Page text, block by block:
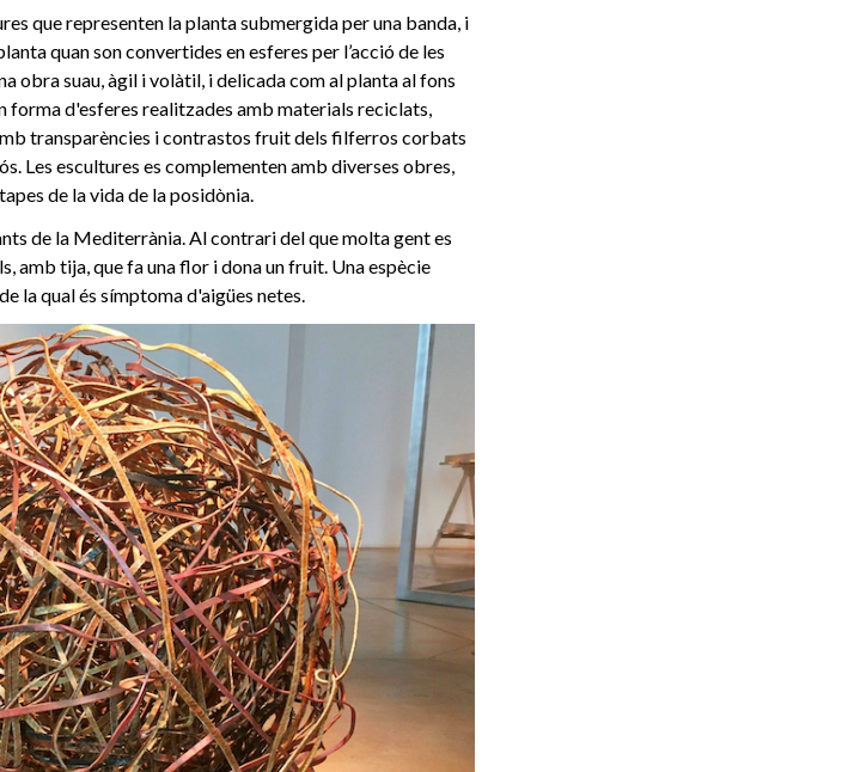
que representen la planta submergida per una banda, i
quan son convertides en esferes per l’acció de les
obra suau, àgil i volàtil, i delicada com al planta al fons
forma d'esferes realitzades amb materials reciclats,
transparències i contrastos fruit dels filferros corbats
Les escultures es complementen amb diverses obres,
de la vida de la posidònia.
de la Mediterrània. Al contrari del que molta gent es
amb tija, que fa una flor i dona un fruit. Una espècie
la qual és símptoma d'aigües netes.